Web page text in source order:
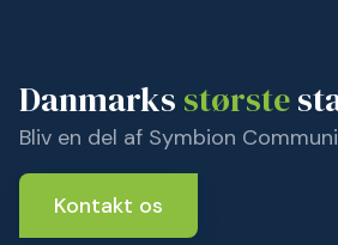
Danmarks største
Bliv en del af Symbion
Kontakt os